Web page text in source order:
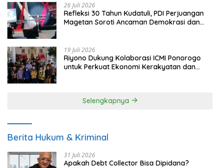
26 Juli 2026
Refleksi 30 Tahun Kudatuli, PDI Perjuangan
Magetan Soroti Ancaman Demokrasi dan
19 Juli 2026
Riyono Dukung Kolaborasi ICMI Ponorogo
untuk Perkuat Ekonomi Kerakyatan dan
Selengkapnya
Berita Hukum & Kriminal
31 Juli 2026
Apakah Debt Collector Bisa Dipidana?